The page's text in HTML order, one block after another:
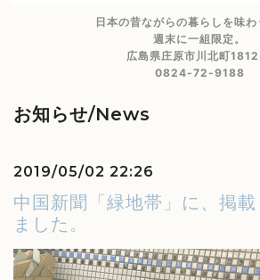
日本の昔ながらの暮らしを味わ
週末に一組限定。
広島県庄原市川北町
0824-72-9188
お知らせ/News
2019/05/02 22:26
中国新聞「緑地帯」に、掲載
ました。